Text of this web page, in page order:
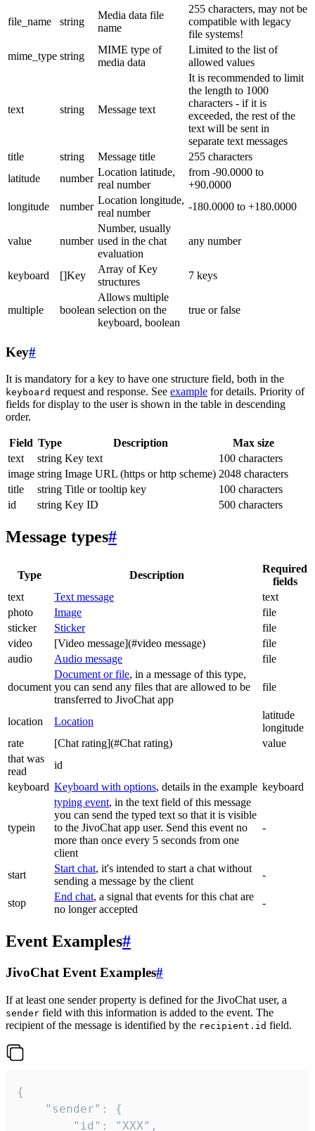
file_name string
Media data file
name
255 characters, may not be
compatible with legacy
file systems!
mime_type string
MIME type of
media data
Limited to the list of
allowed values
text string Message text
It is recommended to limit
the length to 1000
characters - if it is
exceeded, the rest of the
text will be sent in
separate text messages
title
string Message title
255 characters
latitude
number
Location latitude,
real number
from -90.0000 to
+90.0000
longitude
number
Location longitude,
real number
-180.0000 to +180.0000
value number
Number, usually
used in the chat
evaluation
any number
keyboard []Key
Array of Key
structures
7 keys
multiple boolean
Allows multiple
selection on the
keyboard, boolean
true or false
Key#
It is mandatory for a key to have one structure field, both in the
keyboard request and response. See example for details. Priority of
fields for display to the user is shown in the table in descending
order.
Field Type Description
Max size
text
string Key text
100 characters
image string Image URL (https or http scheme) 2048 characters
title
string Title or tooltip key
100 characters
id
string Key ID 500 characters
Message types#
Type Description
Required
fields
text
Text message
text
photo
Image
file
sticker
Sticker
file
video
[Video message](#video message)
file
audio
Audio message file
document
Document or file, in a message of this type,
you can send any files that are allowed to be
transferred to JivoChat app
file
location Location
latitude
longitude
rate
[Chat rating](#Chat rating)
value
that was
read
id
keyboard Keyboard with options, details in the example keyboard
typein
typing event, in the text field of this message
you can send the typed text so that it is visible
to the JivoChat app user. Send this event no
more than once every 5 seconds from one
client
-
start
Start chat, it's intended to start a chat without
sending a message by the client
-
stop
End chat, a signal that events for this chat are
no longer accepted
-
Event Examples#
JivoChat Event Examples#
If at least one sender property is defined for the JivoChat user, a
sender field with this information is added to the event. The
recipient of the message is identified by the recipient.id field.
{